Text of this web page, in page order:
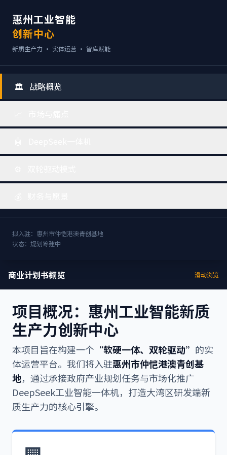
惠州工业智能
创新中心
新质生产力 · 实体运营 · 智库赋能
🏛️ 战略概览
拟入驻：惠州市仲恺港澳青创基地
状态：规划筹建中
商业计划书概览 滑动浏览
项目概况：惠州工业智能新质
生产力创新中心
本项目旨在构建一个 “软硬一体、双轮驱动” 的实
体运营平台。我们将入驻惠州市仲恺港澳青创基
地，通过承接政府产业规划任务与市场化推广
DeepSeek工业智能一体机，打造大湾区研发端新
质生产力的核心引擎。